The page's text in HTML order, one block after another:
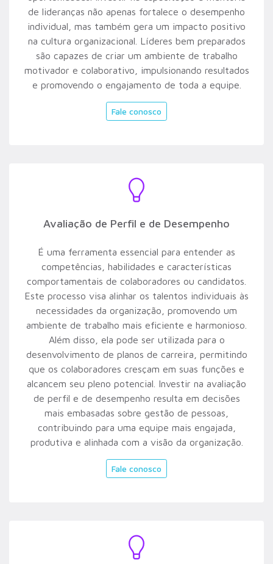
de lideranças não apenas fortalece o desempenho
individual, mas também gera um impacto positivo
na cultura organizacional. Líderes bem preparados
são capazes de criar um ambiente de trabalho
motivador e colaborativo, impulsionando resultados
e promovendo o engajamento de toda a equipe.
Fale conosco
Avaliação de Perfil e de Desempenho
É uma ferramenta essencial para entender as
competências, habilidades e características
comportamentais de colaboradores ou candidatos.
Este processo visa alinhar os talentos individuais às
necessidades da organização, promovendo um
ambiente de trabalho mais eficiente e harmonioso.
Além disso, ela pode ser utilizada para o
desenvolvimento de planos de carreira, permitindo
que os colaboradores cresçam em suas funções e
alcancem seu pleno potencial. Investir na avaliação
de perfil e de desempenho resulta em decisões
mais embasadas sobre gestão de pessoas,
contribuindo para uma equipe mais engajada,
produtiva e alinhada com a visão da organização.
Fale conosco